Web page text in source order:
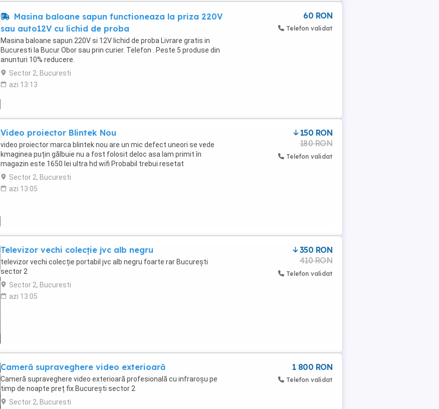
Masina baloane sapun functioneaza la priza 220V
sau auto12V cu lichid de proba
Masina baloane sapun 220V si 12V lichid de proba Livrare gratis in
Bucuresti la Bucur Obor sau prin curier. Telefon . Peste 5 produse din
anunturi 10% reducere.
Sector 2, Bucuresti
azi 13:13
60 RON
Telefon validat
Video proiector Blintek Nou
video proiector marca blintek nou are un mic defect uneori se vede
kmaginea puțin gălbuie nu a fost folosit deloc asa lam primit în
magazin este 1650 lei ultra hd wifi Probabil trebui resetat
Sector 2, Bucuresti
azi 13:05
150 RON
180 RON
Telefon validat
Televizor vechi colecție jvc alb negru
televizor vechi colecție portabil jvc alb negru foarte rar București
sector 2
Sector 2, Bucuresti
azi 13:05
350 RON
410 RON
Telefon validat
Cameră supraveghere video exterioară
Cameră supraveghere video exterioară profesională cu infraroșu pe
timp de noapte preț fix București sector 2
Sector 2, Bucuresti
1 800 RON
Telefon validat